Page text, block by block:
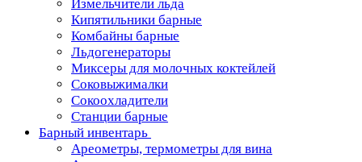
Измельчители льда
Кипятильники барные
Комбайны барные
Льдогенераторы
Миксеры для молочных коктейлей
Соковыжималки
Сокоохладители
Станции барные
Барный инвентарь
Ареометры, термометры для вина